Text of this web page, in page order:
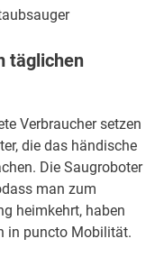
täglichen
Verbraucher setzen
die das händische
Die Saugroboter
man zum
heimkehrt, haben
in puncto Mobilität.